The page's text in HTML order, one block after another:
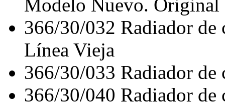
Modelo Nuevo. Original
366/30/032 Radiador
Línea Vieja
366/30/033 Radiador
366/30/040 Radiador